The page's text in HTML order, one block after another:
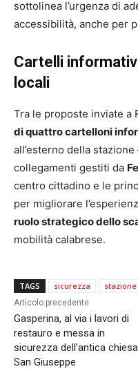
sottolinea l’urgenza di
accessibilità, anche per
Cartelli
locali
Tra le proposte inviate a
di quattro cartelloni
all’esterno della
collegamenti gestiti da
centro cittadino e le
per migliorare
ruolo strategico dello
mobilità calabrese.
TAGS sicurezza stazione
Articolo precedente
Gasperina, al via i lavori di
restauro e messa in
sicurezza dell’antica
San Giuseppe